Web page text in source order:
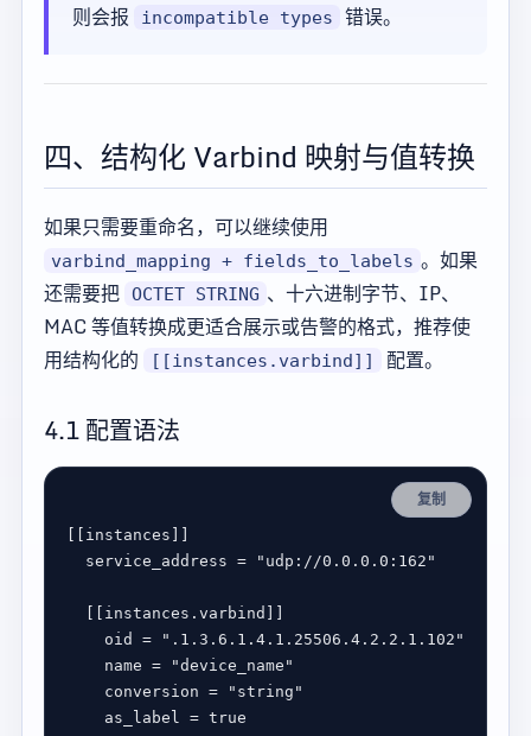
则会报
incompatible types 错误。
四、结构化 Varbind 映射与值转换
如果只需要重命名，可以继续使用
varbind_mapping + fields_to_labels 。如果
还需要把 OCTET STRING 、十六进制字节、IP、
MAC 等值转换成更适合展示或告警的格式，推荐使
用结构化的
[[instances.varbind]] 配置。
4.1 配置语法
复制
instances
service_address = "udp://0.0.0.0:162"
instances . varbind
oid
=
".1.3.6.1.4.1.25506.4.2.2.1.102"
name =
"device_name"
conversion =
"string"
as_label = true